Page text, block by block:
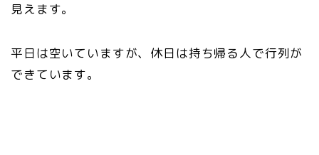
見えます。
平日は空いていますが、休日は持ち帰る人で行列が
できています。